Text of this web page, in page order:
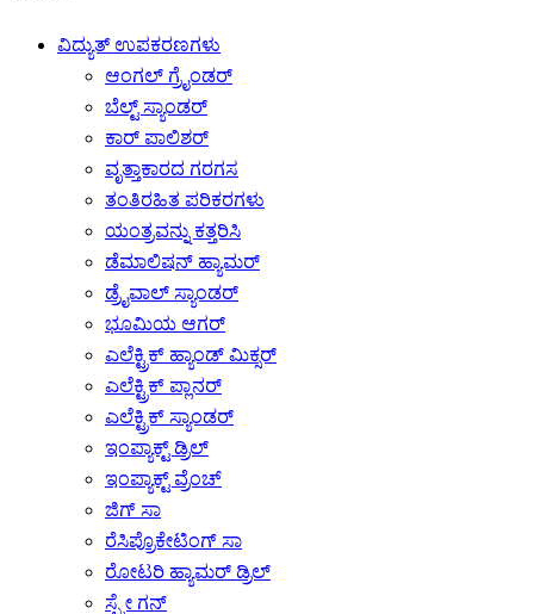
ವಿದ್ಯುತ್ ಉಪಕರಣಗಳು
ಆಂಗಲ್ ಗ್ರೈಂಡರ್
ಬೆಲ್ಟ್ ಸ್ಯಾಂಡರ್
ಕಾರ್ ಪಾಲಿಶರ್
ವೃತ್ತಾಕಾರದ ಗರಗಸ
ತಂತಿರಹಿತ ಪರಿಕರಗಳು
ಯಂತ್ರವನ್ನು ಕತ್ತರಿಸಿ
ಡೆಮಾಲಿಷನ್ ಹ್ಯಾಮರ್
ಡ್ರೈವಾಲ್ ಸ್ಯಾಂಡರ್
ಭೂಮಿಯ ಆಗರ್
ಎಲೆಕ್ಟ್ರಿಕ್ ಹ್ಯಾಂಡ್ ಮಿಕ್ಸರ್
ಎಲೆಕ್ಟ್ರಿಕ್ ಪ್ಲಾನರ್
ಎಲೆಕ್ಟ್ರಿಕ್ ಸ್ಯಾಂಡರ್
ಇಂಪ್ಯಾಕ್ಟ್ ಡ್ರಿಲ್
ಇಂಪ್ಯಾಕ್ಟ್ ವ್ರೆಂಚ್
ಜಿಗ್ ಸಾ
ರೆಸಿಪ್ರೊಕೇಟಿಂಗ್ ಸಾ
ರೋಟರಿ ಹ್ಯಾಮರ್ ಡ್ರಿಲ್
ಸ್ಪ್ರೇ ಗನ್